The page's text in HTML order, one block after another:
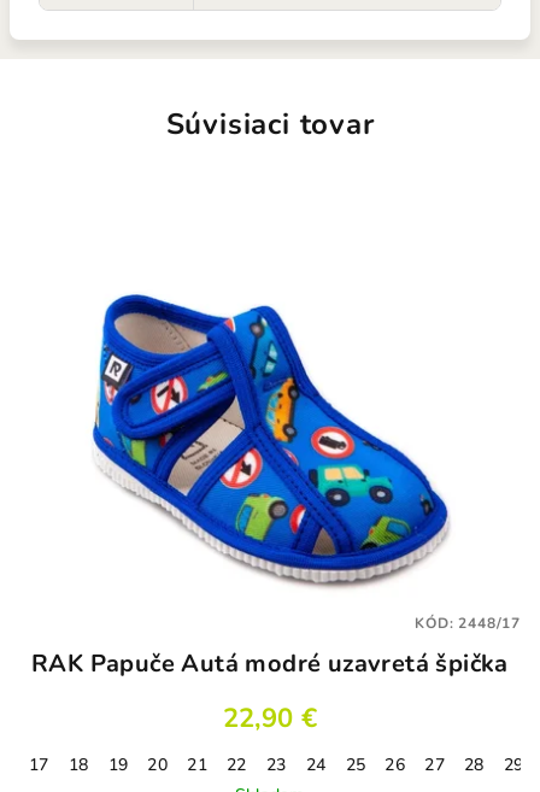
Súvisiaci tovar
RAK Papuče Autá modré uzavretá špička
22,90 €
17 18 19 20 21 22 23 24 25 26 27 28
29
KÓD:2448/17